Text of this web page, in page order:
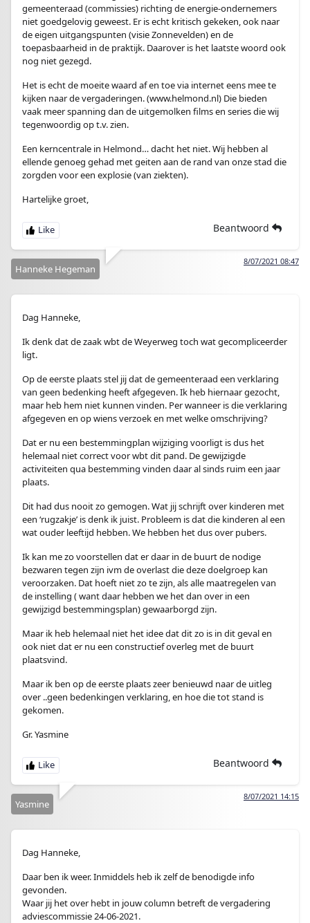
gemeenteraad (commissies) richting de energie-ondernemers
niet goedgelovig geweest. Er is echt kritisch gekeken, ook naar
de eigen uitgangspunten (visie Zonnevelden) en de
toepasbaarheid in de praktijk. Daarover is het laatste woord ook
nog niet gezegd.
Het is echt de moeite waard af en toe via internet eens mee te
kijken naar de vergaderingen. (www.helmond.nl) Die bieden
vaak meer spanning dan de uitgemolken films en series die wij
tegenwoordig op t.v. zien.
Een kerncentrale in Helmond… dacht het niet. Wij hebben al
ellende genoeg gehad met geiten aan de rand van onze stad die
zorgden voor een explosie (van ziekten).
Hartelijke groet,
Beantwoord
8/07/2021 08:47
Hanneke Hegeman
Dag Hanneke,
Ik denk dat de zaak wbt de Weyerweg toch wat gecompliceerder
ligt.
Op de eerste plaats stel jij dat de gemeenteraad een verklaring
van geen bedenking heeft afgegeven. Ik heb hiernaar gezocht,
maar heb hem niet kunnen vinden. Per wanneer is die verklaring
afgegeven en op wiens verzoek en met welke omschrijving?
Dat er nu een bestemmingplan wijziging voorligt is dus het
helemaal niet correct voor wbt dit pand. De gewijzigde
activiteiten qua bestemming vinden daar al sinds ruim een jaar
plaats.
Dit had dus nooit zo gemogen. Wat jij schrijft over kinderen met
een ‘rugzakje’ is denk ik juist. Probleem is dat die kinderen al een
wat ouder leeftijd hebben. We hebben het dus over pubers.
Ik kan me zo voorstellen dat er daar in de buurt de nodige
bezwaren tegen zijn ivm de overlast die deze doelgroep kan
veroorzaken. Dat hoeft niet zo te zijn, als alle maatregelen van
de instelling ( want daar hebben we het dan over in een
gewijzigd bestemmingsplan) gewaarborgd zijn.
Maar ik heb helemaal niet het idee dat dit zo is in dit geval en
ook niet dat er nu een constructief overleg met de buurt
plaatsvind.
Maar ik ben op de eerste plaats zeer benieuwd naar de uitleg
over ..geen bedenkingen verklaring, en hoe die tot stand is
gekomen.
Gr. Yasmine
Beantwoord
8/07/2021 14:15
Yasmine
Dag Hanneke,
Daar ben ik weer. Inmiddels heb ik zelf de benodigde info
gevonden.
Waar jij het over hebt in jouw column betreft de vergadering
adviescommissie 24-06-2021.